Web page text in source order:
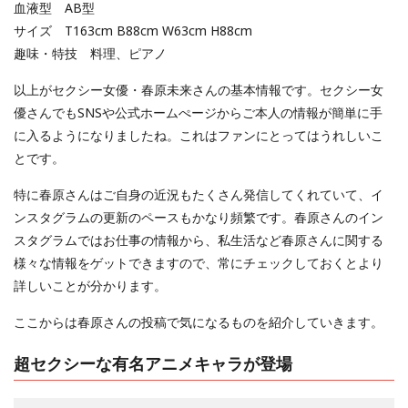
血液型 AB型
サイズ T163cm B88cm W63cm H88cm
趣味・特技 料理、ピアノ
以上がセクシー女優・春原未来さんの基本情報です。セクシー女
優さんでもSNSや公式ホームぺージからご本人の情報が簡単に手
に入るようになりましたね。これはファンにとってはうれしいこ
とです。
特に春原さんはご自身の近況もたくさん発信してくれていて、イ
ンスタグラムの更新のペースもかなり頻繁です。春原さんのイン
スタグラムではお仕事の情報から、私生活など春原さんに関する
様々な情報をゲットできますので、常にチェックしておくとより
詳しいことが分かります。
ここからは春原さんの投稿で気になるものを紹介していきます。
超セクシーな有名アニメキャラが登場